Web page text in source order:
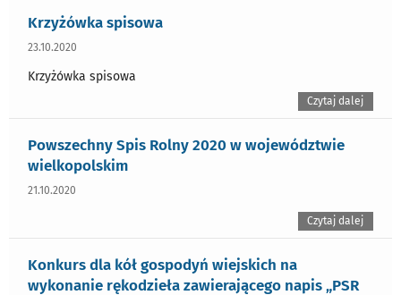
Krzyżówka spisowa
23.10.2020
Krzyżówka spisowa
Czytaj dalej
Powszechny Spis Rolny 2020 w województwie
wielkopolskim
21.10.2020
Czytaj dalej
Konkurs dla kół gospodyń wiejskich na
wykonanie rękodzieła zawierającego napis „PSR